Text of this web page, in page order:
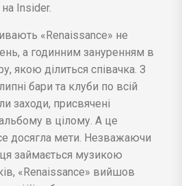
Insider.
«Renaissance» не
а годинним зануренням в
якою ділиться співачка. З
бари та клуби по всій
заходи, присвячені
в цілому. А це
досягла мети. Незважаючи
займається музикою
«Renaissance» вийшов